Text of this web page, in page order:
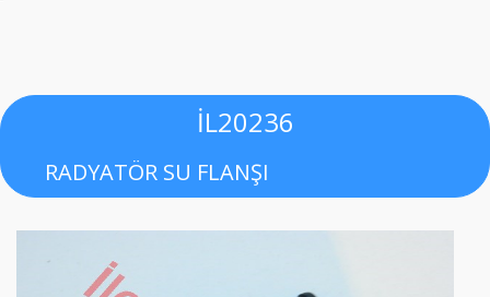
İL20236
RADYATÖR SU FLANŞI